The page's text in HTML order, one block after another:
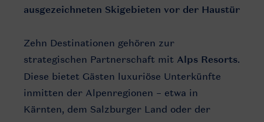
ausgezeichneten Skigebieten vor der Haustür
Zehn Destinationen gehören zur
strategischen Partnerschaft mit Alps Resorts.
Diese bietet Gästen luxuriöse Unterkünfte
inmitten der Alpenregionen – etwa in
Kärnten, dem Salzburger Land oder der